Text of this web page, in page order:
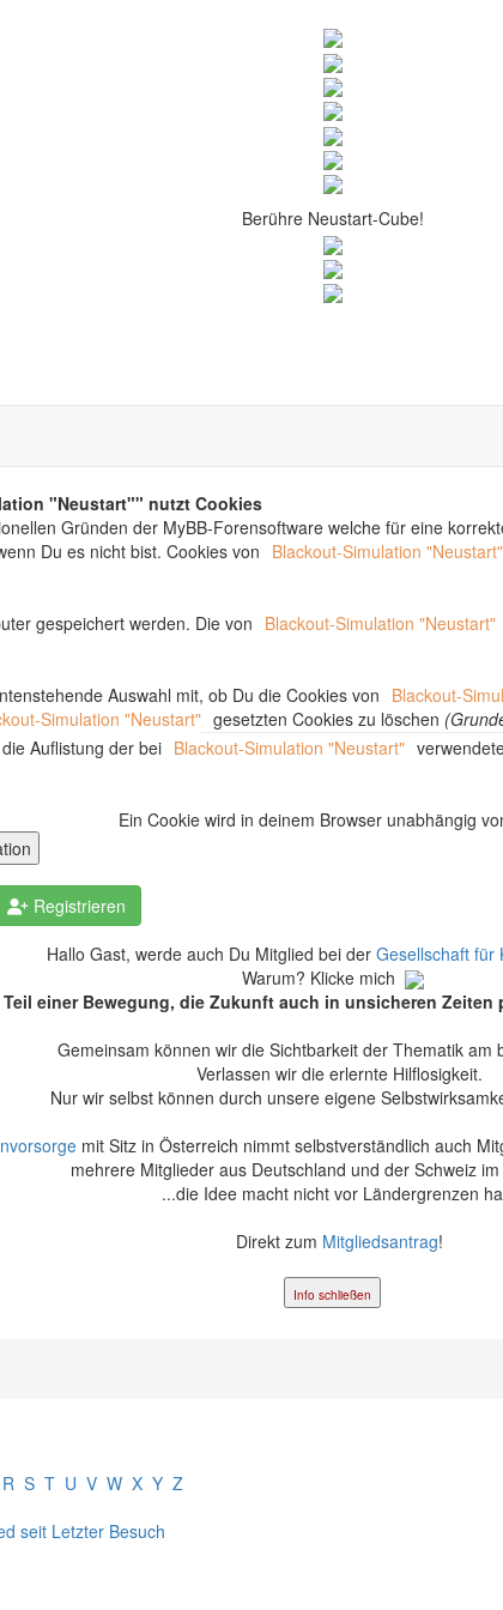
Berühre Neustart-Cube!
"Neustart"" nutzt Cookies
Gründen der MyBB-Forensoftware welche für eine
Du es nicht bist. Cookies von Blackout-Simulation "Neustart"
gespeichert werden. Die von Blackout-Simulation "Neustart"
Auswahl mit, ob Du die Cookies von Blackout-
Simulation "Neustart" gesetzten Cookies zu löschen
Auflistung der bei Blackout-Simulation "Neustart"
Ein Cookie wird in deinem Browser unabhängig
Registrieren
Hallo Gast, werde auch Du Mitglied bei der Gesellschaft für
Warum? Klicke mich
Teil einer Bewegung, die Zukunft auch in unsicheren
Gemeinsam können wir die Sichtbarkeit der Thematik am
Verlassen wir die erlernte Hilflosigkeit.
Nur wir selbst können durch unsere eigene
mit Sitz in Österreich nimmt selbstverständlich auch
mehrere Mitglieder aus Deutschland und der Schweiz im
...die Idee macht nicht vor Ländergrenzen
Direkt zum Mitgliedsantrag!
Info schließen
R S T U V W X Y Z
seit Letzter Besuch